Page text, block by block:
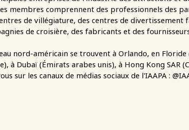
membres comprennent des professionnels des
de villégiature, des centres de divertissement
de croisière, des fabricants et des
nord-américain se trouvent à Orlando, en Floride
à Dubaï (Émirats arabes unis), à Hong Kong SAR
sur les canaux de médias sociaux de l'IAAPA :